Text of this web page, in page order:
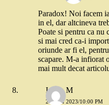
Paradox! Noi facem
in el, dar altcineva
Poate si pentru ca nu
si mai cred ca-i
oriunde ar fi el,
scapare. M-a infiorat
mai mult decat
Iulian M
20 MAI 2023/10:00 PM